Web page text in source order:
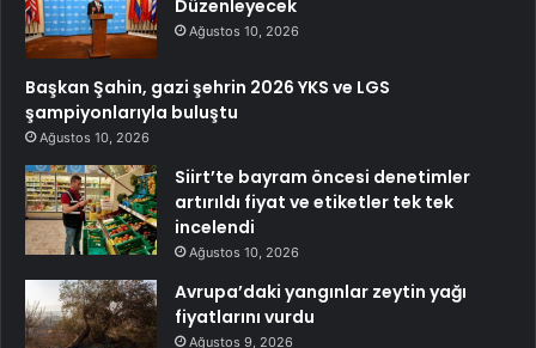
Düzenleyecek
Ağustos 10, 2026
Başkan Şahin, gazi şehrin 2026 YKS ve LGS
şampiyonlarıyla buluştu
Ağustos 10, 2026
Siirt’te bayram öncesi denetimler
artırıldı fiyat ve etiketler tek tek
incelendi
Ağustos 10, 2026
Avrupa’daki yangınlar zeytin yağı
fiyatlarını vurdu
Ağustos 9, 2026